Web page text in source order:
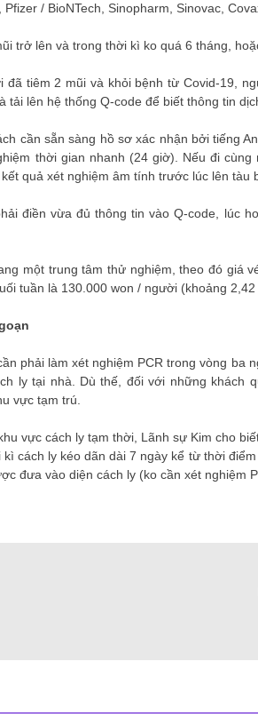
/ BioNTech, Sinopharm, Sinovac,
trở lên và trong thời kì ko quá 6 tháng,
đã tiêm 2 mũi và khỏi bệnh từ Covid-19,
tải lên hệ thống Q-code để biết thông tin
cần sẵn sàng hồ sơ xác nhận bởi tiếng
thời gian nhanh (24 giờ). Nếu đi
quả xét nghiệm âm tính trước lúc lên tàu
điền vừa đủ thông tin vào Q-code, lúc
một trung tâm thử nghiệm, theo đó giá
tuần là 130.000 won / người (khoảng 2,42
phải làm xét nghiệm PCR trong vòng ba
ly tại nhà. Dù thế, đối với những khách
vực tạm trú.
vực cách ly tạm thời, Lãnh sự Kim cho
cách ly kéo dãn dài 7 ngày kể từ thời
đưa vào diện cách ly (ko cần xét nghiệm